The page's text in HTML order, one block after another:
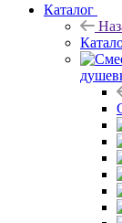
Каталог